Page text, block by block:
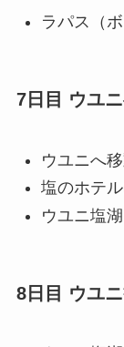
ラパス（
7日目 ウユ
ウユニへ
塩のホテ
ウユニ塩湖
8日目 ウユ